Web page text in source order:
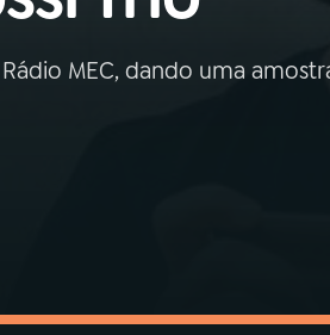
MEC, dando uma